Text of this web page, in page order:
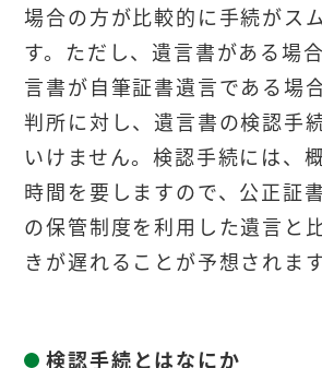
場合の方が比較的に手続がス
す。ただし、遺言書がある場
言書が自筆証書遺言である場
判所に対し、遺言書の検認手
いけません。検認手続には、
時間を要しますので、公正証
の保管制度を利用した遺言と
きが遅れることが予想されます
検認手続とはなにか